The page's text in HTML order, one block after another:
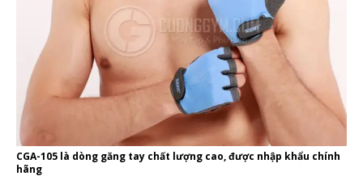
CGA-105 là dòng găng tay chất lượng cao, được nhập khẩu chính
hãng